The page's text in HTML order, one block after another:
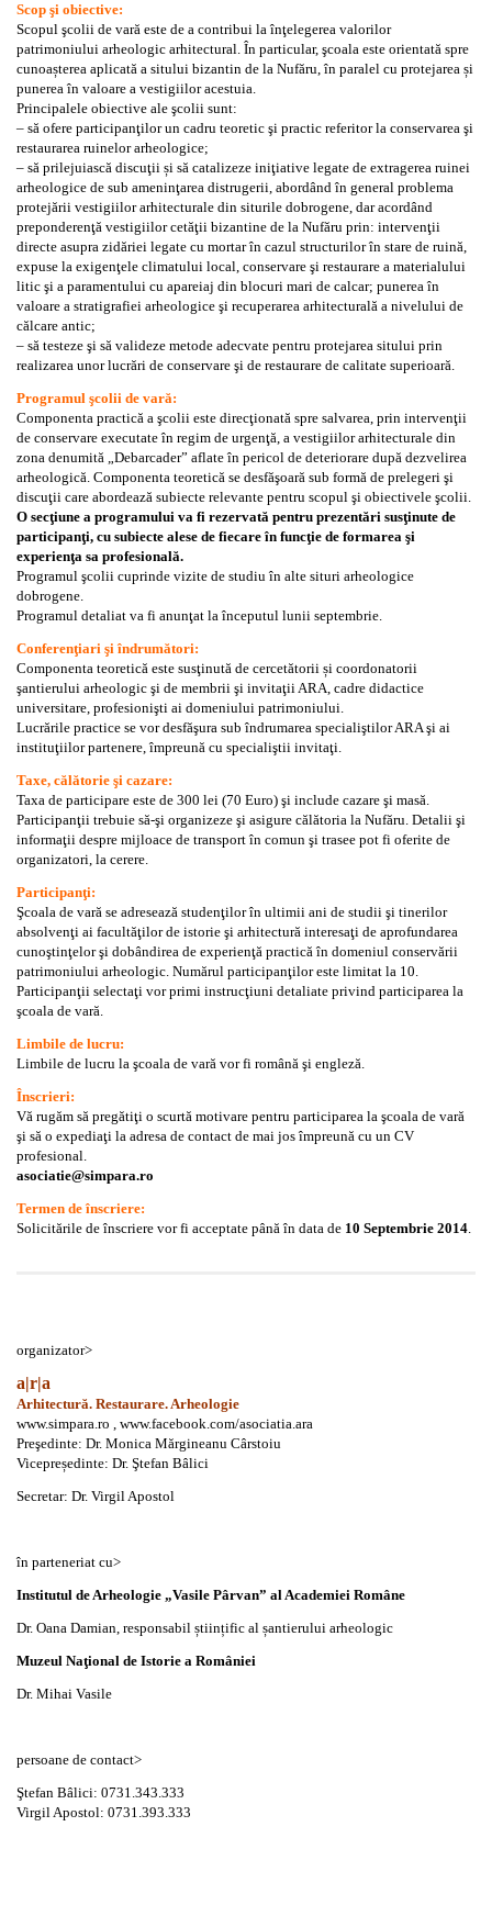
Scop şi obiective:
Scopul şcolii de vară este de a contribui la înţelegerea valorilor
patrimoniului arheologic arhitectural. În particular, şcoala este orientată spre
cunoașterea aplicată a sitului bizantin de la Nufăru, în paralel cu protejarea și
punerea în valoare a vestigiilor acestuia.
Principalele obiective ale şcolii sunt:
– să ofere participanţilor un cadru teoretic şi practic referitor la conservarea şi
restaurarea ruinelor arheologice;
– să prilejuiască discuţii și să catalizeze iniţiative legate de extragerea ruinei
arheologice de sub ameninţarea distrugerii, abordând în general problema
protejării vestigiilor arhitecturale din siturile dobrogene, dar acordând
preponderenţă vestigiilor cetăţii bizantine de la Nufăru prin: intervenţii
directe asupra zidăriei legate cu mortar în cazul structurilor în stare de ruină,
expuse la exigenţele climatului local, conservare şi restaurare a materialului
litic şi a paramentului cu apareiaj din blocuri mari de calcar; punerea în
valoare a stratigrafiei arheologice şi recuperarea arhitecturală a nivelului de
călcare antic;
– să testeze şi să valideze metode adecvate pentru protejarea sitului prin
realizarea unor lucrări de conservare şi de restaurare de calitate superioară.
Programul şcolii de vară:
Componenta practică a şcolii este direcţionată spre salvarea, prin intervenţii
de conservare executate în regim de urgenţă, a vestigiilor arhitecturale din
zona denumită „Debarcader” aflate în pericol de deteriorare după dezvelirea
arheologică. Componenta teoretică se desfăşoară sub formă de prelegeri şi
discuţii care abordează subiecte relevante pentru scopul şi obiectivele şcolii.
O secţiune a programului va fi rezervată pentru prezentări susţinute de
participanţi, cu subiecte alese de fiecare în funcţie de formarea şi
experienţa sa profesională.
Programul şcolii cuprinde vizite de studiu în alte situri arheologice
dobrogene.
Programul detaliat va fi anunţat la începutul lunii septembrie.
Conferenţiari şi îndrumători:
Componenta teoretică este susţinută de cercetătorii și coordonatorii
şantierului arheologic şi de membrii şi invitaţii ARA, cadre didactice
universitare, profesionişti ai domeniului patrimoniului.
Lucrările practice se vor desfăşura sub îndrumarea specialiştilor ARA şi ai
instituţiilor partenere, împreună cu specialiştii invitaţi.
Taxe, călătorie şi cazare:
Taxa de participare este de 300 lei (70 Euro) şi include cazare şi masă.
Participanţii trebuie să-şi organizeze şi asigure călătoria la Nufăru. Detalii şi
informaţii despre mijloace de transport în comun şi trasee pot fi oferite de
organizatori, la cerere.
Participanţi:
Şcoala de vară se adresează studenţilor în ultimii ani de studii şi tinerilor
absolvenţi ai facultăţilor de istorie şi arhitectură interesaţi de aprofundarea
cunoştinţelor şi dobândirea de experienţă practică în domeniul conservării
patrimoniului arheologic. Numărul participanţilor este limitat la 10.
Participanţii selectaţi vor primi instrucţiuni detaliate privind participarea la
şcoala de vară.
Limbile de lucru:
Limbile de lucru la şcoala de vară vor fi română şi engleză.
Înscrieri:
Vă rugăm să pregătiţi o scurtă motivare pentru participarea la şcoala de vară
şi să o expediaţi la adresa de contact de mai jos împreună cu un CV
profesional.
asociatie@simpara.ro
Termen de înscriere:
Solicitările de înscriere vor fi acceptate până în data de 10 Septembrie 2014.
organizator>
a|r|a
Arhitectură. Restaurare. Arheologie
www.simpara.ro , www.facebook.com/asociatia.ara
Preşedinte: Dr. Monica Mărgineanu Cârstoiu
Vicepreședinte: Dr. Ştefan Bâlici
Secretar: Dr. Virgil Apostol
în parteneriat cu>
Institutul de Arheologie „Vasile Pârvan” al Academiei Române
Dr. Oana Damian, responsabil științific al șantierului arheologic
Muzeul Naţional de Istorie a României
Dr. Mihai Vasile
persoane de contact>
Ştefan Bâlici: 0731.343.333
Virgil Apostol: 0731.393.333